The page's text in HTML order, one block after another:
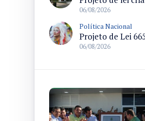
06/08/2026
Política Nacional
06/08/2026